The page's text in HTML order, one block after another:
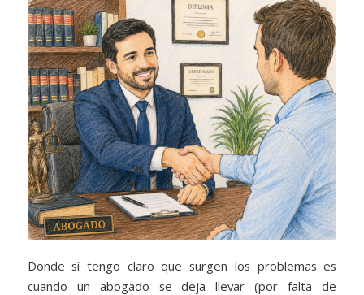
Donde sí tengo claro que surgen los problemas es
cuando un abogado se deja llevar (por falta de